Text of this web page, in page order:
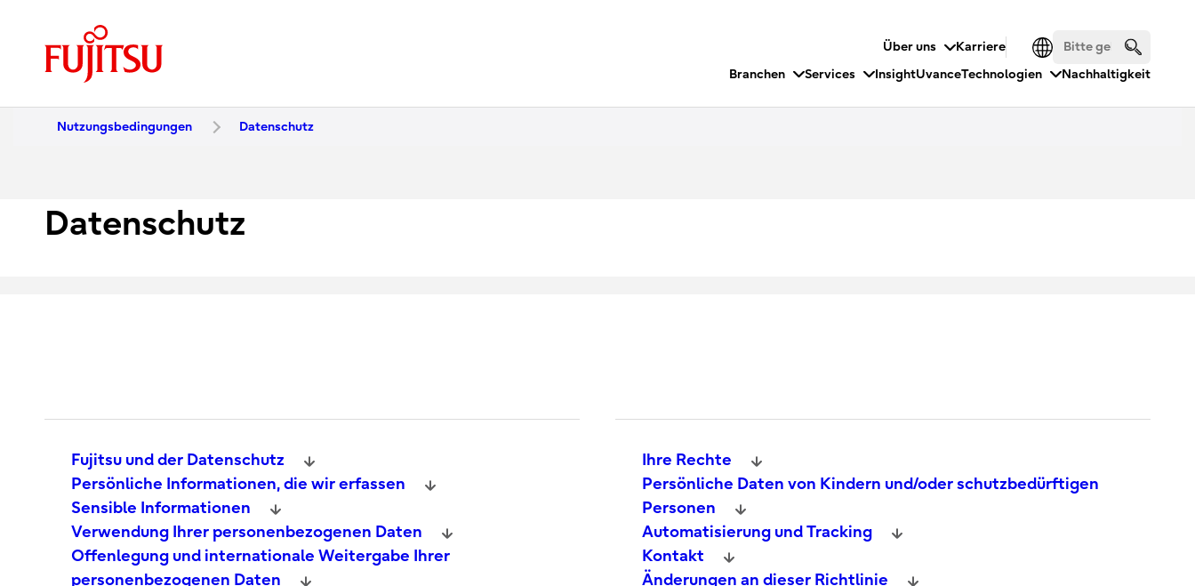
Über uns
Karriere
Branchen
Services InsightUvanceTechnologien Nachhaltigkeit
Nutzungsbedingungen Datenschutz
Datenschutz
Fujitsu und der Datenschutz
Persönliche Informationen, die wir erfassen
Sensible Informationen
Verwendung Ihrer personenbezogenen Daten
Offenlegung und internationale Weitergabe Ihrer
personenbezogenen Daten
Ihre Rechte
Persönliche Daten von Kindern und/oder schutzbedürftigen
Personen
Automatisierung und Tracking
Kontakt
Änderungen an dieser Richtlinie